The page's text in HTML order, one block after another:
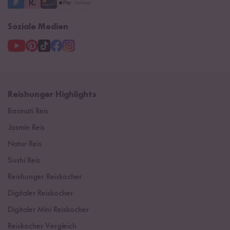
Soziale Medien
Reishunger Highlights
Basmati Reis
Jasmin Reis
Natur Reis
Sushi Reis
Reishunger Reiskocher
Digitaler Reiskocher
Digitaler Mini Reiskocher
Reiskocher Vergleich